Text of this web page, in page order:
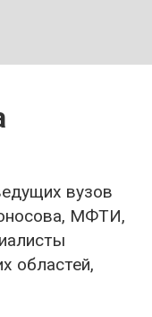
вузов
МФТИ,
областей,